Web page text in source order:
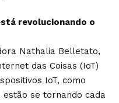
revolucionando o
Nathalia Belletato,
das Coisas (IoT)
IoT, como
se tornando cada